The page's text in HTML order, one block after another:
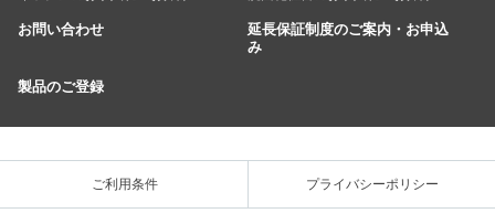
お問い合わせ
延長保証制度のご案内・お申込
み
製品のご登録
ご利用条件 プライバシーポリシー